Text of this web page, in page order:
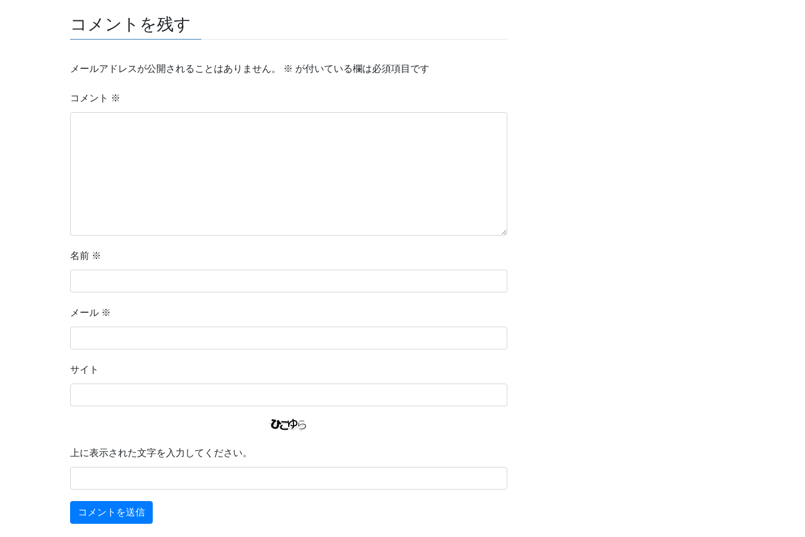
コメントを残す
メールアドレスが公開されることはありません。 ※ が付いている欄は必須項目です
コメント ※
名前 ※
メール ※
サイト
上に表示された文字を入力してください。